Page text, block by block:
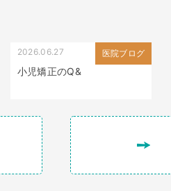
医院ブログ
2026.06.27
小児矯正のQ&